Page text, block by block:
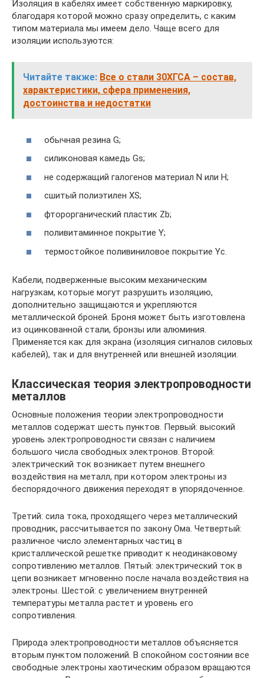
Изоляция в кабелях имеет собственную маркировку,
благодаря которой можно сразу определить, с каким
типом материала мы имеем дело. Чаще всего для
изоляции используются:
Читайте также: Все о стали 30ХГСА – состав,
характеристики, сфера применения,
достоинства и недостатки
обычная резина G;
силиконовая камедь Gs;
не содержащий галогенов материал N или H;
сшитый полиэтилен XS;
фторорганический пластик Zb;
поливитаминное покрытие Y;
термостойкое поливиниловое покрытие Yc.
Кабели, подверженные высоким механическим
нагрузкам, которые могут разрушить изоляцию,
дополнительно защищаются и укрепляются
металлической броней. Броня может быть изготовлена
из оцинкованной стали, бронзы или алюминия.
Применяется как для экрана (изоляция сигналов силовых
кабелей), так и для внутренней или внешней изоляции.
Классическая теория электропроводности
металлов
Основные положения теории электропроводности
металлов содержат шесть пунктов. Первый: высокий
уровень электропроводности связан с наличием
большого числа свободных электронов. Второй:
электрический ток возникает путем внешнего
воздействия на металл, при котором электроны из
беспорядочного движения переходят в упорядоченное.
Третий: сила тока, проходящего через металлический
проводник, рассчитывается по закону Ома. Четвертый:
различное число элементарных частиц в
кристаллической решетке приводит к неодинаковому
сопротивлению металлов. Пятый: электрический ток в
цепи возникает мгновенно после начала воздействия на
электроны. Шестой: с увеличением внутренней
температуры металла растет и уровень его
сопротивления.
Природа электропроводности металлов объясняется
вторым пунктом положений. В спокойном состоянии все
свободные электроны хаотическим образом вращаются